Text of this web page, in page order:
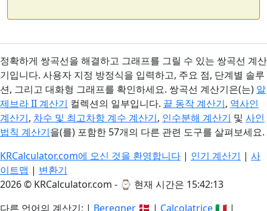
정확하게 쌍곡선을 해결하고 그래프를 그릴 수 있는 쌍곡선 계산
기입니다. 사용자 지정 방정식을 입력하고, 주요 점, 단계별 솔루
션, 그리고 대화형 그래프를 확인하세요. 쌍곡선 계산기은(는) 알
제브라 II 계산기 컬렉션의 일부입니다. 끝 동작 계산기, 역사인
계산기, 차수 및 최고차항 계수 계산기, 인수분해 계산기 및 사인
법칙 계산기을(를) 포함한 57개의 다른 관련 도구를 살펴보세요.
KRCalculator.com에 오신 것을 환영합니다 | 인기 계산기 | 사
이트맵 | 변환기
2026 © KRCalculator.com - ⌚ 현재 시간은 15:42:14
다른 언어의 계산기: | Beregner 🇩🇰 | Calcolatrice🇮🇹 |